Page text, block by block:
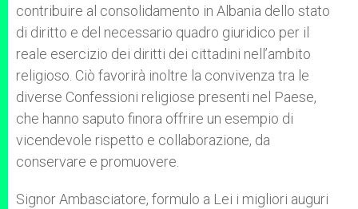
contribuire al consolidamento in Albania dello stato
di diritto e del necessario quadro giuridico per il
reale esercizio dei diritti dei cittadini nell’ambito
religioso. Ciò favorirà inoltre la convivenza tra le
diverse Confessioni religiose presenti nel Paese,
che hanno saputo finora offrire un esempio di
vicendevole rispetto e collaborazione, da
conservare e promuovere.
Signor Ambasciatore, formulo a Lei i migliori auguri